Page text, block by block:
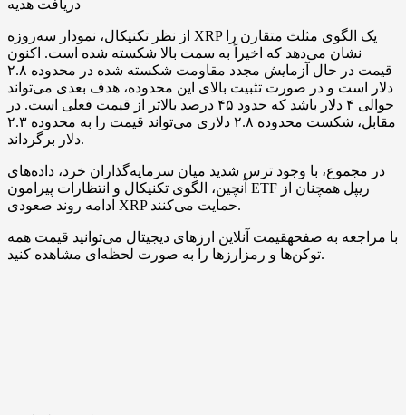
دریافت هدیه
از نظر تکنیکال، نمودار سه‌روزه XRP یک الگوی مثلث متقارن را
نشان می‌دهد که اخیراً به سمت بالا شکسته شده است. اکنون
قیمت در حال آزمایش مجدد مقاومت شکسته ‌شده در محدوده ۲.۸
دلار است و در صورت تثبیت بالای این محدوده، هدف بعدی می‌تواند
حوالی ۴ دلار باشد که حدود ۴۵ درصد بالاتر از قیمت فعلی است. در
مقابل، شکست محدوده ۲.۸ دلاری می‌تواند قیمت را به محدوده ۲.۳
دلار برگرداند.
در مجموع، با وجود ترس شدید میان سرمایه‌گذاران خرد، داده‌های
آنچین، الگوی تکنیکال و انتظارات پیرامون ETF ریپل همچنان از
ادامه روند صعودی XRP حمایت می‌کنند.
با مراجعه به صفحهقیمت آنلاین ارزهای دیجیتال می‌توانید قیمت همه
توکن‌ها و رمزارزها را به صورت لحظه‌ای مشاهده کنید.